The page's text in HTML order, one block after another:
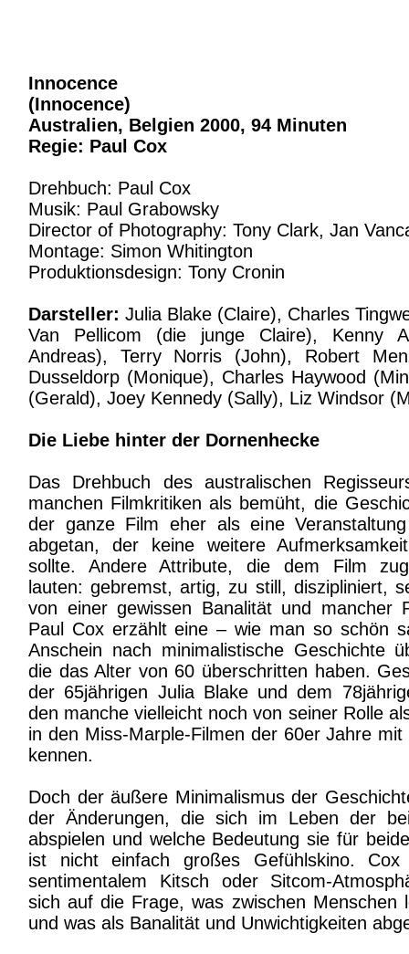
Innocence
(Innocence)
Australien, Belgien 2000, 94 Minuten
Regie: Paul Cox
Drehbuch: Paul Cox
Musik: Paul Grabowsky
Director of Photography: Tony Clark, Jan
Montage: Simon Whitington
Produktionsdesign: Tony Cronin
Darsteller: Julia Blake (Claire), Charles
Van Pellicom (die junge Claire), Kenny
Andreas), Terry Norris (John), Robert
Dusseldorp (Monique), Charles Haywood
(Gerald), Joey Kennedy (Sally), Liz Windsor
Die Liebe hinter der Dornenhecke
Das Drehbuch des australischen
manchen Filmkritiken als bemüht, die
der ganze Film eher als eine
abgetan, der keine weitere
sollte. Andere Attribute, die dem Film
lauten: gebremst, artig, zu still, diszipliniert,
von einer gewissen Banalität und mancher
Paul Cox erzählt eine – wie man so schön
Anschein nach minimalistische Geschichte
die das Alter von 60 überschritten haben.
der 65jährigen Julia Blake und dem
den manche vielleicht noch von seiner Rolle
in den Miss-Marple-Filmen der 60er Jahre
kennen.
Doch der äußere Minimalismus der
der Änderungen, die sich im Leben der
abspielen und welche Bedeutung sie für
ist nicht einfach großes Gefühlskino.
sentimentalem Kitsch oder Sitcom-
sich auf die Frage, was zwischen Menschen
und was als Banalität und Unwichtigkeiten